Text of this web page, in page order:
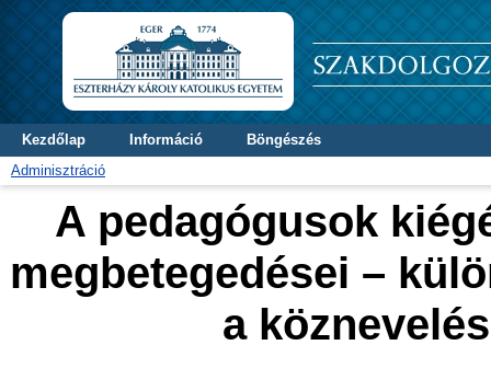
Kezdőlap Információ
Böngészés
Adminisztráció
A pedagógusok
megbetegedései –
a